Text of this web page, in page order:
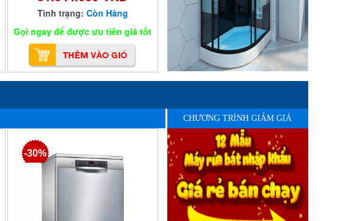
Tình trạng: Còn Hàng
Gọi ngay để được ưu tiên giá tốt
CHƯƠNG TRÌNH GIẢM GIÁ
-30%